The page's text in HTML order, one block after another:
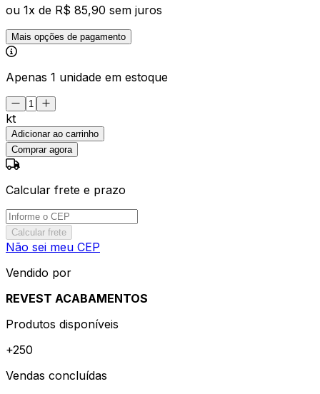
ou 1x de R$ 85,90 sem juros
Mais opções de pagamento
Apenas 1 unidade em estoque
kt
Adicionar ao carrinho
Comprar agora
Calcular frete e prazo
Calcular frete
Não sei meu CEP
Vendido por
REVEST ACABAMENTOS
Produtos disponíveis
+250
Vendas concluídas